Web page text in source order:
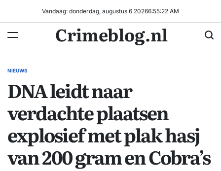
inhoud
Vandaag: donderdag, augustus 6 20266:55:22 AM
Crimeblog.nl
GEPLAATST
NIEUWS
DNA leidt naar
verdachte plaatsen
explosief met plak hasj
van 200 gram en Cobra’s